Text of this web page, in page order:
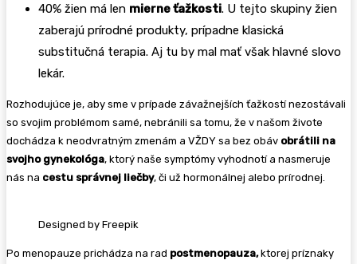
40% žien má len mierne ťažkosti. U tejto skupiny žien
zaberajú prírodné produkty, prípadne klasická
substitučná terapia. Aj tu by mal mať však hlavné slovo
lekár.
Rozhodujúce je, aby sme v prípade závažnejších ťažkostí nezostávali
so svojim problémom samé, nebránili sa tomu, že v našom živote
dochádza k neodvratným zmenám a VŽDY sa bez obáv obrátili na
svojho gynekológa, ktorý naše symptómy vyhodnotí a nasmeruje
nás na cestu správnej liečby, či už hormonálnej alebo prírodnej.
Designed by Freepik
Po menopauze prichádza na rad postmenopauza,ktorej príznaky